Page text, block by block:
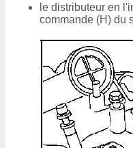
le distributeur en
commande (H) du